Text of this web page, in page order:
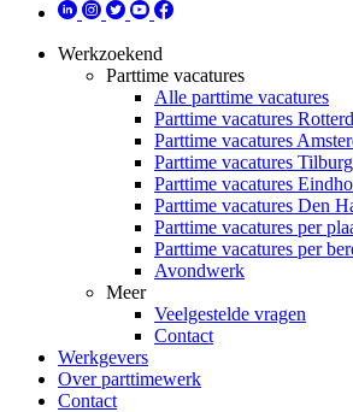
Werkzoekend
Parttime vacatures
Alle parttime vacatures
Parttime vacatures
Parttime vacatures
Parttime vacatures Tilburg
Parttime vacatures
Parttime vacatures Den
Parttime vacatures per
Parttime vacatures per
Avondwerk
Meer
Veelgestelde vragen
Contact
Werkgevers
Over parttimewerk
Contact